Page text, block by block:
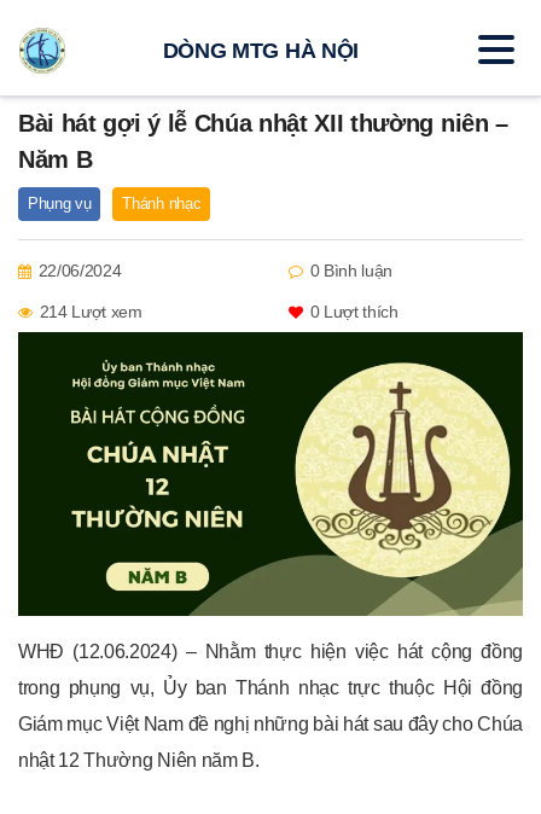
Bài hát gợi ý lễ Chúa nhật XII thường niên –
Năm B
Phụng vụ Thánh nhạc
22/06/2024 0 Bình luận
214 Lượt xem 0Lượt thích
WHĐ (12.06.2024) – Nhằm thực hiện việc hát cộng đồng
trong phụng vụ, Ủy ban Thánh nhạc trực thuộc Hội đồng
Giám mục Việt Nam đề nghị những bài hát sau đây cho Chúa
nhật 12 Thường Niên năm B.
DÒNG MTG HÀ NỘI